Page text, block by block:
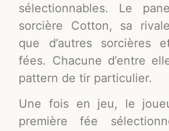
sélectionnables. Le
sorcière Cotton, sa
que d’autres sorcières
fées. Chacune d’entre
pattern de tir particulier.
Une fois en jeu, le
première fée